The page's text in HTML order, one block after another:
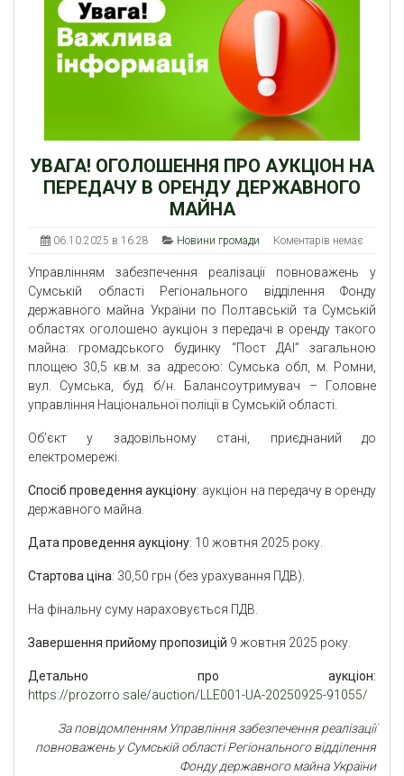
УВАГА! ОГОЛОШЕННЯ ПРО АУКЦІОН НА
ПЕРЕДАЧУ В ОРЕНДУ ДЕРЖАВНОГО
МАЙНА
06.10.2025 в 16:28 Новини громади Коментарів немає
Управлінням забезпечення реалізації повноважень у
Сумській області Регіонального відділення Фонду
державного майна України по Полтавській та Сумській
областях оголошено аукціон з передачі в оренду такого
майна: громадського будинку “Пост ДАІ” загальною
площею 30,5 кв.м. за адресою: Сумська обл, м. Ромни,
вул. Сумська, буд. б/н. Балансоутримувач – Головне
управління Національної поліції в Сумській області.
Об’єкт у задовільному стані, приєднаний до
електромережі.
Спосіб проведення аукціону: аукціон на передачу в оренду
державного майна.
Дата проведення аукціону: 10 жовтня 2025 року.
Стартова ціна: 30,50 грн (без урахування ПДВ).
На фінальну суму нараховується ПДВ.
Завершення прийому пропозицій 9 жовтня 2025 року.
Детально про аукціон:
https://prozorro.sale/auction/LLE001-UA-20250925-91055/
За повідомленням Управління забезпечення реалізації
повноважень у Сумській області Регіонального відділення
Фонду державного майна України